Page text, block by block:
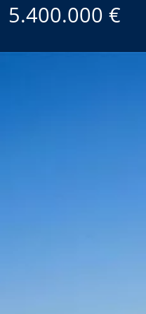
5.400.000 €